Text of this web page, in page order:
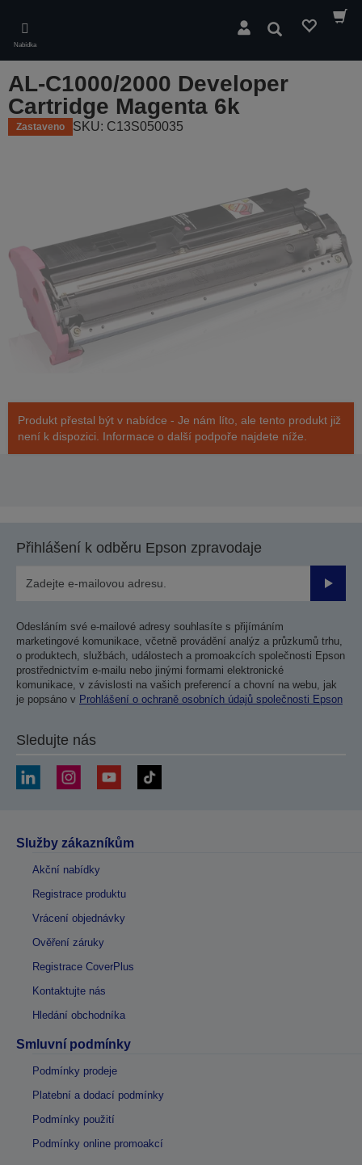
main
content
Nabídka
Hledat
AL-C1000/2000 Developer
Cartridge Magenta 6k
Zastaveno SKU: C13S050035
Produkt přestal být v nabídce - Je nám líto, ale tento produkt již
není k dispozici. Informace o další podpoře najdete níže.
Přihlášení k odběru Epson zpravodaje
Odesláním své e-mailové adresy souhlasíte s přijímáním
marketingové komunikace, včetně provádění analýz a průzkumů trhu,
o produktech, službách, událostech a promoakcích společnosti Epson
prostřednictvím e-mailu nebo jinými formami elektronické
komunikace, v závislosti na vašich preferencí a chovní na webu, jak
je popsáno v Prohlášení o ochraně osobních údajů společnosti Epson
Sledujte nás
Služby zákazníkům
Akční nabídky
Registrace produktu
Vrácení objednávky
Ověření záruky
Registrace CoverPlus
Kontaktujte nás
Hledání obchodníka
Smluvní podmínky
Podmínky prodeje
Platební a dodací podmínky
Podmínky použití
Podmínky online promoakcí